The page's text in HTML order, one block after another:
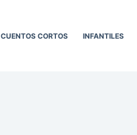
CUENTOS CORTOS INFANTILES